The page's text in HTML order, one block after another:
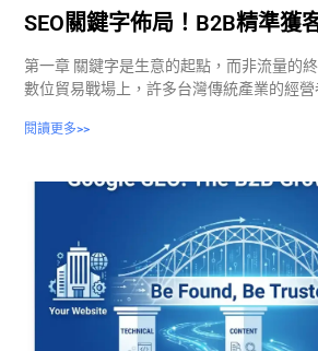
SEO關鍵字佈局！B2B精準獲
第一章 關鍵字是生意的起點，而非流量的
數位貿易戰場上，許多台灣傳統產業的經
閱讀更多>>